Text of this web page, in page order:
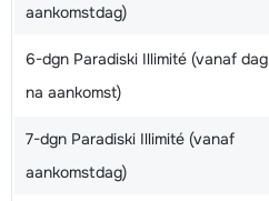
aankomstdag)
6-dgn Paradiski Illimité (vanaf dag
na aankomst)
7-dgn Paradiski Illimité (vanaf
aankomstdag)